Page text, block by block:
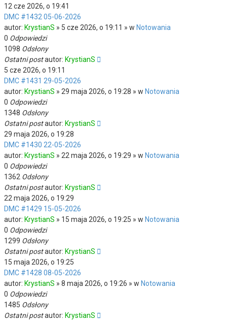
12 cze 2026, o 19:41
DMC #1432 05-06-2026
autor: KrystianS » 5 cze 2026, o 19:11 » w Notowania
0 Odpowiedzi
1098 Odsłony
Ostatni postautor: KrystianS
5 cze 2026, o 19:11
DMC #1431 29-05-2026
autor: KrystianS » 29 maja 2026, o 19:28 » w Notowania
0 Odpowiedzi
1348 Odsłony
Ostatni postautor: KrystianS
29 maja 2026, o 19:28
DMC #1430 22-05-2026
autor: KrystianS » 22 maja 2026, o 19:29 » w Notowania
0 Odpowiedzi
1362 Odsłony
Ostatni postautor: KrystianS
22 maja 2026, o 19:29
DMC #1429 15-05-2026
autor: KrystianS » 15 maja 2026, o 19:25 » w Notowania
0 Odpowiedzi
1299 Odsłony
Ostatni postautor: KrystianS
15 maja 2026, o 19:25
DMC #1428 08-05-2026
autor: KrystianS » 8 maja 2026, o 19:26 » w Notowania
0 Odpowiedzi
1485 Odsłony
Ostatni postautor: KrystianS